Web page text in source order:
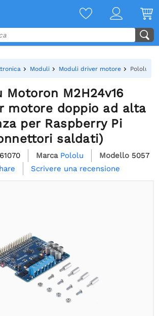
Moduli Moduli driver motore Pololu
Motoron M2H24v16
motore doppio ad alta
per Raspberry Pi
saldati)
61070 Marca Pololu Modello 5057
Scrivere una recensione